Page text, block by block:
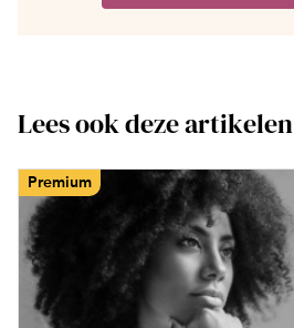
Lees ook deze artikelen
Premium